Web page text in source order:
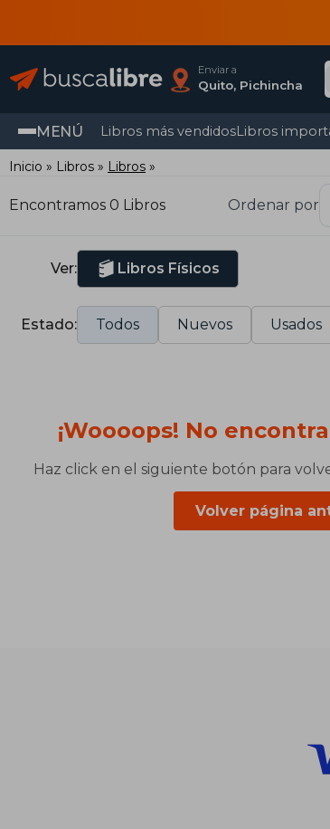
Enviar a
Quito, Pichincha
MENÚ Libros más vendidosLibros
Inicio Libros Libros
Encontramos 0 Libros Ordenar por
Ver: Libros Físicos
Estado: Todos Nuevos Usados
¡Woooops! No
Haz click en el siguiente botón para
Volver página